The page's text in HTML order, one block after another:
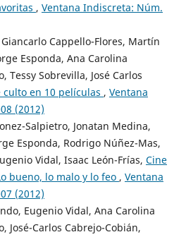
, Ventana Indiscreta: Núm.
Cappello-Flores, Martín
Esponda, Ana Carolina
Tessy Sobrevilla, José Carlos
culto en 10 películas , Ventana
(2012)
Salpietro, Jonatan Medina,
Esponda, Rodrigo Núñez-Mas,
Vidal, Isaac León-Frías, Cine
bueno, lo malo y lo feo , Ventana
(2012)
Eugenio Vidal, Ana Carolina
José-Carlos Cabrejo-Cobián,